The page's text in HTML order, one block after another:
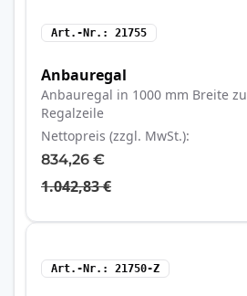
Art.-Nr. 21755
Anbauregal
Anbauregal in 1000 mm Breite
Regalzeile
Nettopreis (zzgl. MwSt.)
834,26 €
1.042,83 €
Art.-Nr. 21750-Z